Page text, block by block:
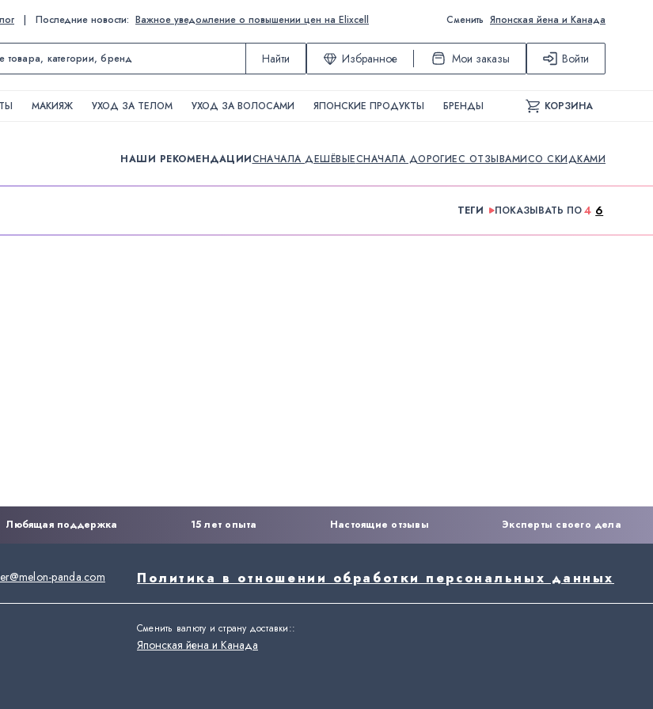
| Последние новости: Важное уведомление о повышении цен на Elixcell Сменить Японская йена и Канада
Найти Избранное Мои заказы Войти
МАКИЯЖ УХОД ЗА ТЕЛОМ УХОД ЗА ВОЛОСАМИ ЯПОНСКИЕ ПРОДУКТЫ БРЕНДЫ КОРЗИНА
НАШИ РЕКОМЕНДАЦИИСНАЧАЛА ДЕШЁВЫЕСНАЧАЛА ДОРОГИЕС ОТЗЫВАМИСО СКИДКАМИ
ТЕГИ ПОКАЗЫВАТЬ ПО4 6
Любящая поддержка 15 лет опыта Настоящие отзывы Эксперты своего дела
panda.com Политика в отношении обработки персональных данных
Сменить валюту и страну доставки::
Японская йена и Канада